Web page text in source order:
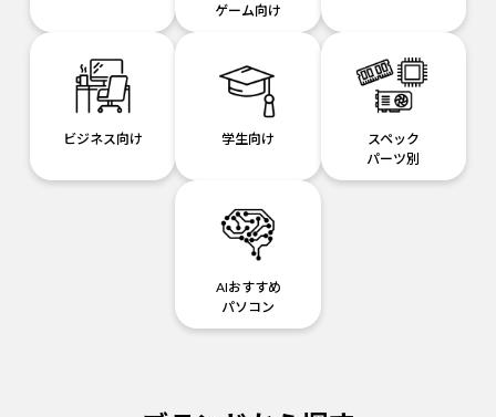
ゲーム向け
ビジネス向け 学生向け
スペック
パーツ別
AIおすすめ
パソコン